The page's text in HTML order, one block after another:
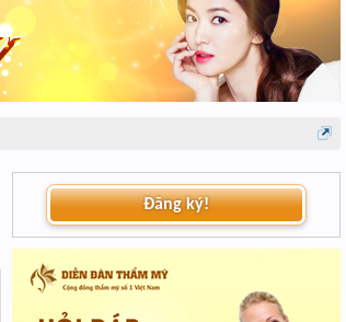
Đăng ký!